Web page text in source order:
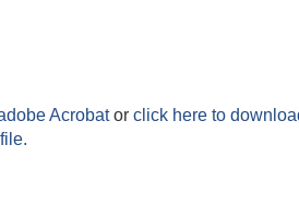
Acrobator click here to